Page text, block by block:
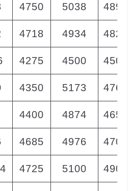
4750 5038 4894
4718 4934 4826
4275 4500 4500
4350 5173 4761
4400 4874 4650
4685 4976 4700
4725 5100 4900